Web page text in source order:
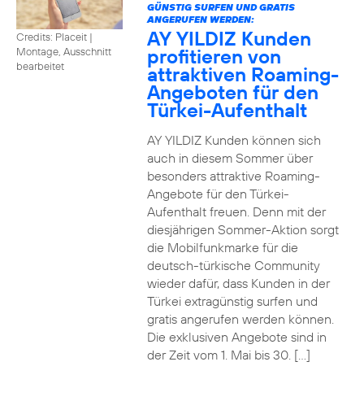
Credits: Placeit |
Montage, Ausschnitt
bearbeitet
GÜNSTIG SURFEN UND GRATIS
ANGERUFEN WERDEN:
AY YILDIZ Kunden
profitieren von
attraktiven Roaming-
Angeboten für den
Türkei-Aufenthalt
AY YILDIZ Kunden können sich
auch in diesem Sommer über
besonders attraktive Roaming-
Angebote für den Türkei-
Aufenthalt freuen. Denn mit der
diesjährigen Sommer-Aktion sorgt
die Mobilfunkmarke für die
deutsch-türkische Community
wieder dafür, dass Kunden in der
Türkei extragünstig surfen und
gratis angerufen werden können.
Die exklusiven Angebote sind in
der Zeit vom 1. Mai bis 30. […]